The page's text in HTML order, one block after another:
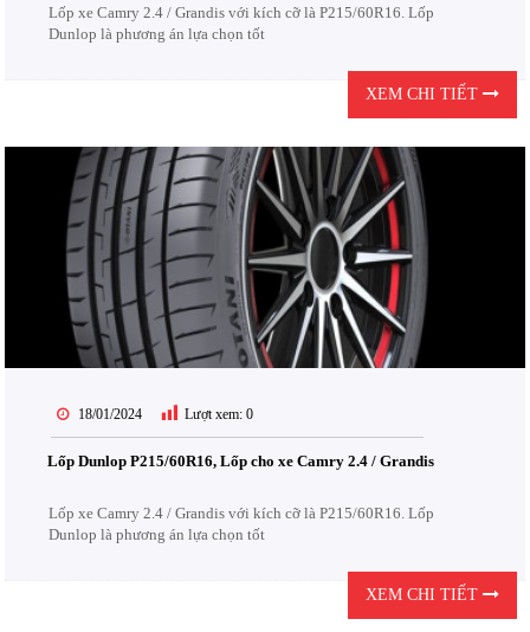
Lốp xe Camry 2.4 / Grandis với kích cỡ là P215/60R16. Lốp
Dunlop là phương án lựa chọn tốt
XEM CHI TIẾT
18/01/2024 Lượt xem: 0
Lốp Dunlop P215/60R16, Lốp cho xe Camry 2.4 / Grandis
Lốp xe Camry 2.4 / Grandis với kích cỡ là P215/60R16. Lốp
Dunlop là phương án lựa chọn tốt
XEM CHI TIẾT